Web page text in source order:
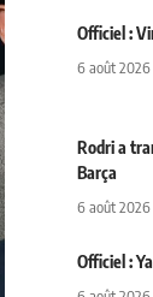
Officiel :
6 août 2026
Rodri a
Barça
6 août 2026
Officiel :